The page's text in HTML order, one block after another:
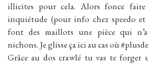
illicites pour cela. Alors fonce faire
inquiétude (pour info chez speedo et
font des maillots une pièce qui
nichons. Je glisse ça ici au cas où
Grâce au dos crawlé tu vas te forger